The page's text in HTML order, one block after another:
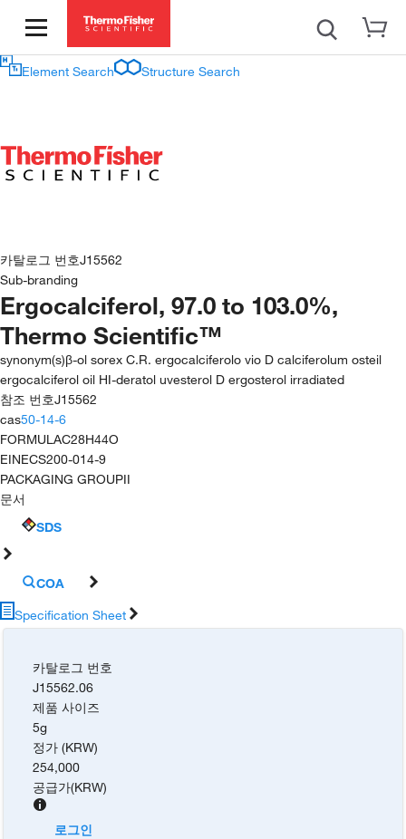
Element Search Structure Search
카탈로그 번호J15562
Sub-branding
Ergocalciferol, 97.0 to 103.0%,
Thermo Scientific™
synonym(s)β-ol sorex C.R. ergocalciferolo vio D calciferolum osteil
ergocalciferol oil HI-deratol uvesterol D ergosterol irradiated
참조 번호J15562
cas50-14-6
FORMULAC28H44O
EINECS200-014-9
PACKAGING GROUPII
문서
SDS
COA
Specification Sheet
카탈로그 번호
J15562.06
제품 사이즈
5g
정가 (KRW)
254,000
공급가(KRW)
로그인